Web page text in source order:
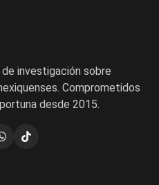
investigación sobre
Comprometidos
desde 2015.